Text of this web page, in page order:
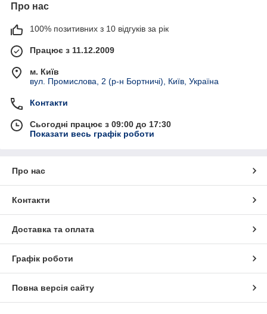
Про нас
100% позитивних з 10 відгуків за рік
Працює з 11.12.2009
м. Київ
вул. Промислова, 2 (р-н Бортничі), Київ, Україна
Контакти
Сьогодні працює з 09:00 до 17:30
Показати весь графік роботи
Про нас
Контакти
Доставка та оплата
Графік роботи
Повна версія сайту